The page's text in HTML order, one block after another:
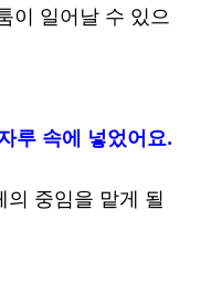
이 일어날 수 있으
루 속에 넣었어요.
중임을 맡게 될